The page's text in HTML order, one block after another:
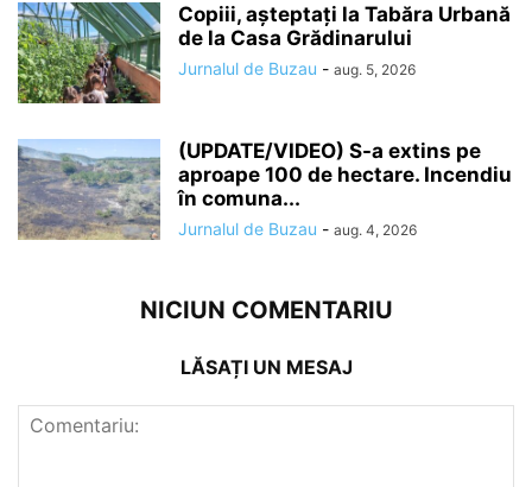
Copiii, așteptați la Tabăra Urbană
de la Casa Grădinarului
Jurnalul de Buzau - aug. 5, 2026
(UPDATE/VIDEO) S-a extins pe
aproape 100 de hectare. Incendiu
în comuna...
Jurnalul de Buzau - aug. 4, 2026
NICIUN COMENTARIU
LĂSAȚI UN MESAJ